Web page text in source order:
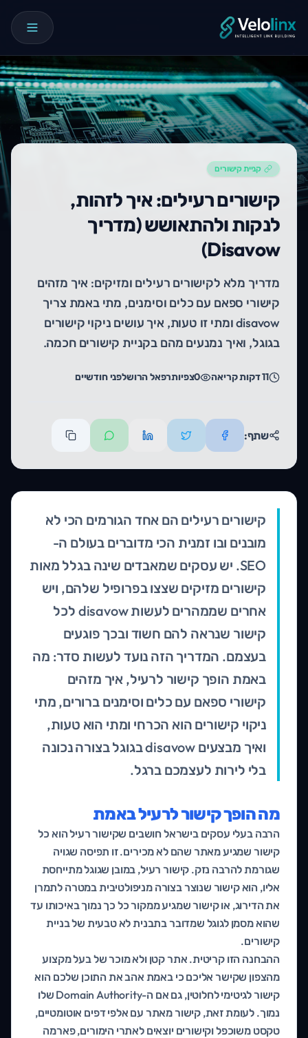
קניית קישורים
קישורים רעילים: איך לזהות,
לנקות ולהתאושש (מדריך
Disavow)
מדריך מלא לקישורים רעילים ומזיקים: איך מזהים
קישורי ספאם עם כלים וסימנים, מתי באמת צריך
disavow ומתי זו טעות, איך עושים ניקוי קישורים
בגוגל, ואיך נמנעים מהם בקניית קישורים חכמה.
11דקות קריאה 0צפיותרפאל הרושלפני חודשיים
שתף:
קישורים רעילים הם אחד הגורמים הכי לא
מובנים ובו זמנית הכי מדוברים בעולם ה-
SEO. יש עסקים שמאבדים שינה בגלל מאות
קישורים מזיקים שצצו בפרופיל שלהם, ויש
אחרים שממהרים לעשות disavow לכל
קישור שנראה להם חשוד ובכך פוגעים
בעצמם. המדריך הזה נועד לעשות סדר: מה
באמת הופך קישור לרעיל, איך מזהים
קישורי ספאם עם כלים וסימנים ברורים, מתי
ניקוי קישורים הוא הכרחי ומתי הוא טעות,
ואיך מבצעים disavow בגוגל בצורה נכונה
בלי לירות לעצמכם ברגל.
מה הופך קישור לרעיל באמת
הרבה בעלי עסקים בישראל חושבים שקישור רעיל הוא כל
קישור שמגיע מאתר שהם לא מכירים. זו תפיסה שגויה
שגורמת להרבה נזק. קישור רעיל, במובן שגוגל מתייחסת
אליו, הוא קישור שנוצר בצורה מניפולטיבית במטרה לתמרן
את הדירוג, או קישור שמגיע ממקור כל כך נמוך באיכותו עד
שהוא מסמן לגוגל שמדובר בתבנית לא טבעית של בניית
קישורים.
ההבחנה הזו קריטית. אתר קטן ולא מוכר של בעל מקצוע
מהצפון שקישר אליכם כי באמת אהב את התוכן שלכם הוא
קישור לגיטימי לחלוטין, גם אם ה-Domain Authority שלו
נמוך. לעומת זאת, קישור מאתר עם אלפי דפים אוטומטיים,
טקסט משוכפל וקישורים יוצאים לאתרי הימורים, פארמה